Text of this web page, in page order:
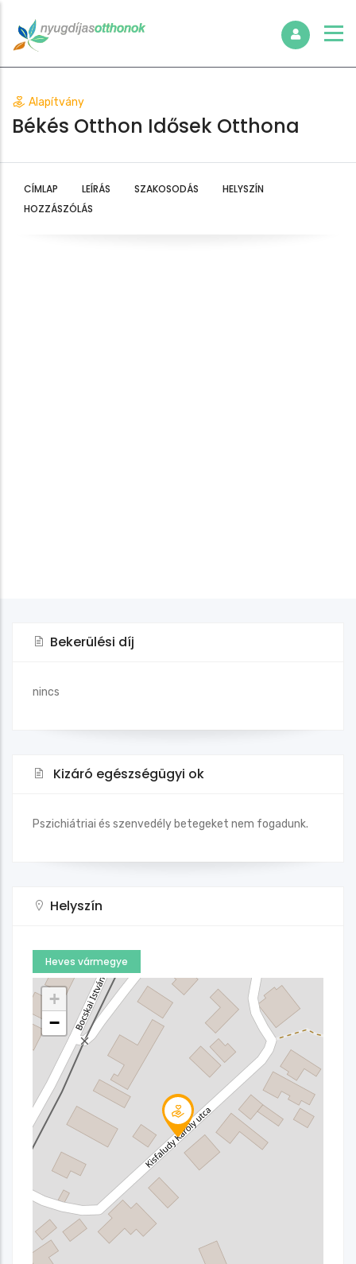
Alapítvány
Békés Otthon Idősek Otthona
CÍMLAP LEÍRÁS SZAKOSODÁS
HELYSZÍN
HOZZÁSZÓLÁS
Bekerülési díj
nincs
Kizáró egészségügyi ok
Pszichiátriai és szenvedély betegeket nem fogadunk.
Helyszín
Heves vármegye
+
−